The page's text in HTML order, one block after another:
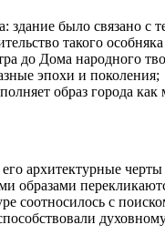
было связано с
такого
до Дома народного
эпохи и поколения;
образ города
архитектурные
соотносилось с